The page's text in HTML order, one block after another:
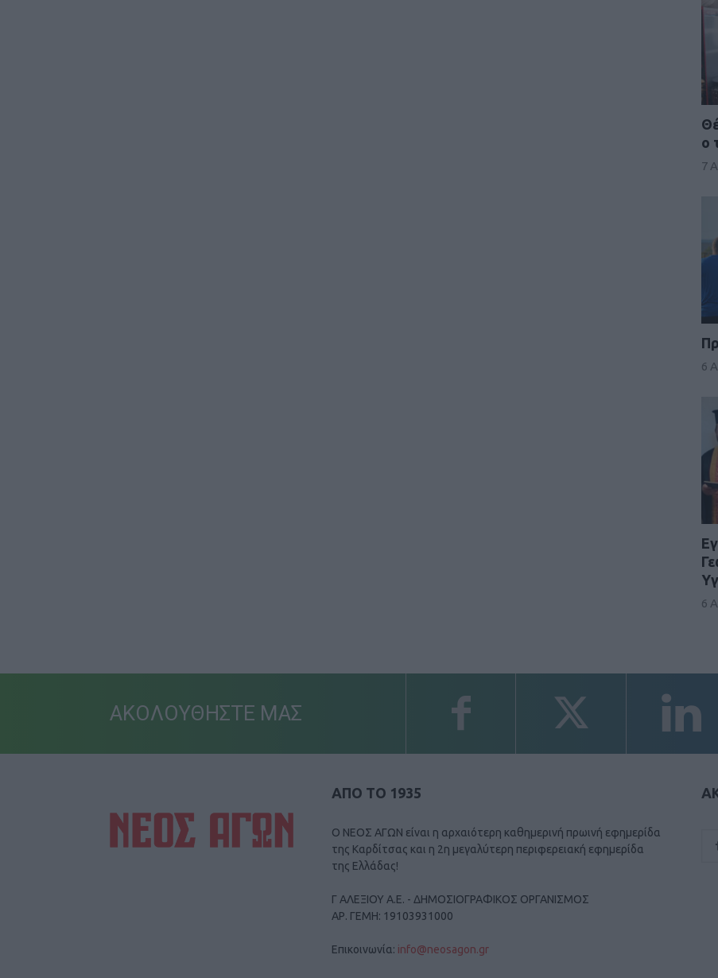
ο
7
6
6
ΑΚΟΛΟΥΘΗΣΤΕ ΜΑΣ
ΑΠΟ ΤΟ 1935
Ο ΝΕΟΣ ΑΓΩΝ είναι η αρχαιότερη καθημερινή πρωινή εφημερίδα
της Καρδίτσας και η 2η μεγαλύτερη περιφερειακή εφημερίδα
της Ελλάδας!
Γ ΑΛΕΞΙΟΥ Α.Ε. - ΔΗΜΟΣΙΟΓΡΑΦΙΚΟΣ ΟΡΓΑΝΙΣΜΟΣ
ΑΡ. ΓΕΜΗ: 19103931000
Επικοινωνία: info@neosagon.gr